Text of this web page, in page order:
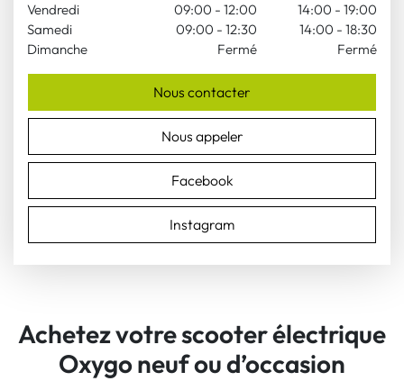
Vendredi
09:00 - 12:00
14:00 - 19:00
Samedi
09:00 - 12:30
14:00 - 18:30
Dimanche
Fermé Fermé
Nous contacter
Nous appeler
Facebook
Instagram
Achetez votre scooter électrique
Oxygo neuf ou d’occasion